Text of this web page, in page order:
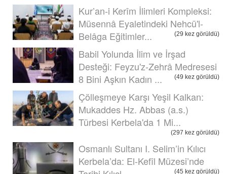
Kur’an-i Kerîm İlimleri Kompleksi:
Müsennâ Eyaletindeki Nehcü'l-
Belâga Eğitimler...
(29 kez görüldü)
Babil Yolunda İlim ve İrşad
Desteği: Feyzu'z-Zehrâ Medresesi
8 Bini Aşkın Kadın ...
(49 kez görüldü)
Çölleşmeye Karşı Yeşil Kalkan:
Mukaddes Hz. Abbas (a.s.)
Türbesi Kerbela'da 1 Mi...
(297 kez görüldü)
Osmanlı Sultanı I. Selim’in Kılıcı
Kerbela’da: El-Kefîl Müzesi’nde
(45 kez görüldü)